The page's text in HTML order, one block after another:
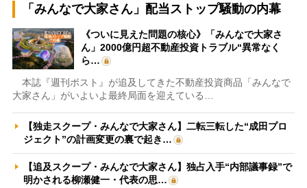
「みんなで大家さん」配当ストップ騒動の内幕
《ついに見えた問題の核心》「みんなで大家さ
ん」2000億円超不動産投資トラブル“異常なく
ら…
本誌『週刊ポスト』が追及してきた不動産投資商品「みんなで
大家さん」がいよいよ最終局面を迎えている…
【独走スクープ・みんなで大家さん】二転三転した“成田プロ
ジェクト”の計画変更の裏で起き…
【追及スクープ・みんなで大家さん】独占入手“内部議事録”で
明かされる柳瀬健一・代表の思…